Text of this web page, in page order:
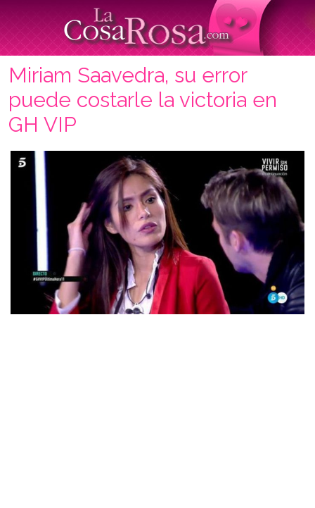
Miriam Saavedra, su error
puede costarle la victoria en
GH VIP